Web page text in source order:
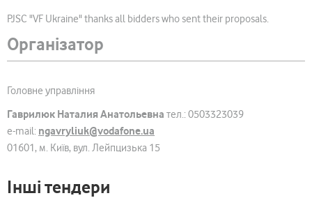
PJSC "VF Ukraine" thanks all bidders who sent their proposals.
Організатор
Головне управління
Гаврилюк Наталия Анатольевна тел.: 0503323039
e-mail: ngavryliuk@vodafone.ua
01601, м. Київ, вул. Лейпцизька 15
Інші тендери